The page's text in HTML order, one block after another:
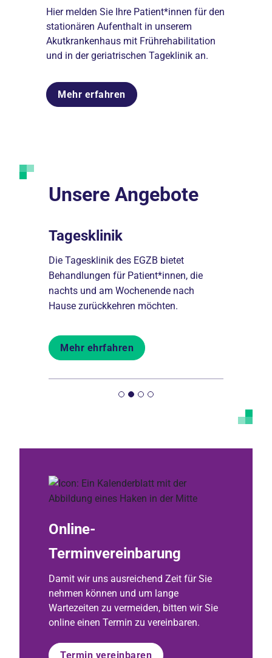
Hier melden Sie Ihre Patient*innen für den
stationären Aufenthalt in unserem
Akutkrankenhaus mit Frührehabilitation
und in der geriatrischen Tageklinik an.
Mehr erfahren
Unsere Angebote
Tagesklinik
Die Tagesklinik des EGZB bietet
Behandlungen für Patient*innen, die
nachts und am Wochenende nach
Hause zurückkehren möchten.
Mehr ehrfahren
Online-
Terminvereinbarung
Damit wir uns ausreichend Zeit für Sie
nehmen können und um lange
Wartezeiten zu vermeiden, bitten wir Sie
online einen Termin zu vereinbaren.
Termin vereinbaren